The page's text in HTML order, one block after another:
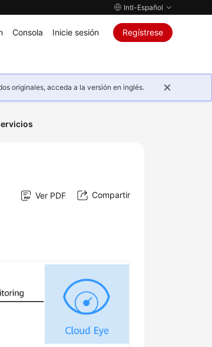
Intl-Español
Consola Inicie sesión Regístrese
originales, acceda a la versión en inglés.
Ver PDF Compartir